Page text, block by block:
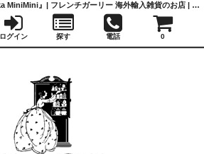
フランス雑貨・輸入雑貨『Zakka MiniMini』| フレンチガーリー 海外輸入雑貨のお店 | かわいい雑貨 | 蚤の市 | アンティーク
ログイン 探す 電話 0